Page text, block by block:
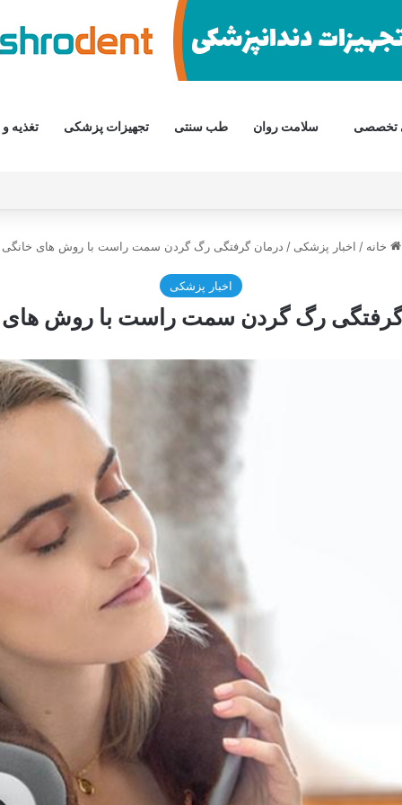
تخصصی سلامت روان طب سنتی تجهیزات پزشکی تغذیه
خانه / اخبار پزشکی / درمان گرفتگی رگ گردن سمت راست با روش های خانگی
اخبار پزشکی
گرفتگی رگ گردن سمت راست با روش های